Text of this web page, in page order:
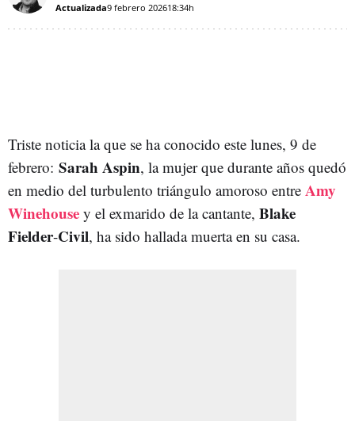
Actualizada9 febrero 202618:34h
Triste noticia la que se ha conocido este lunes, 9 de
febrero: Sarah Aspin, la mujer que durante años quedó
en medio del turbulento triángulo amoroso entre Amy
Winehouse y el exmarido de la cantante, Blake
Fielder-Civil, ha sido hallada muerta en su casa.